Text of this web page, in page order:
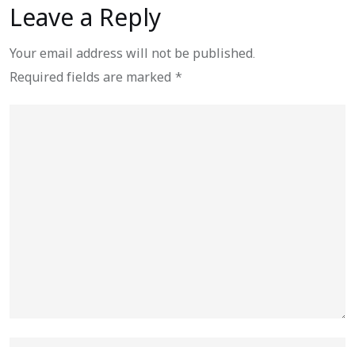
Leave a Reply
Your email address will not be published.
Required fields are marked *